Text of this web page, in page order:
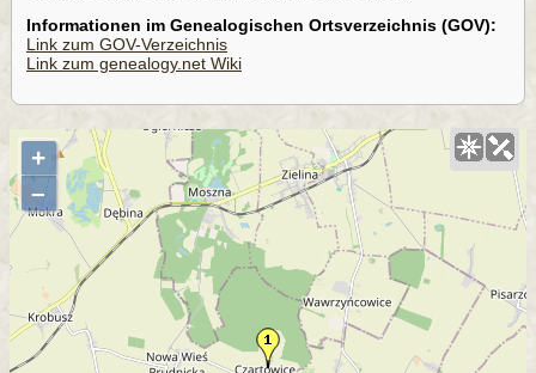
Informationen im Genealogischen Ortsverzeichnis (GOV):
Link zum GOV-Verzeichnis
Link zum genealogy.net Wiki
+
–